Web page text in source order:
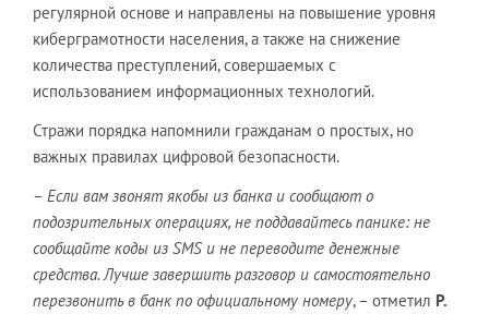
регулярной основе и направлены на повышение уровня
киберграмотности населения, а также на снижение
количества преступлений, совершаемых с
использованием информационных технологий.
Стражи порядка напомнили гражданам о простых, но
важных правилах цифровой безопасности.
– Если вам звонят якобы из банка и сообщают о
подозрительных операциях, не поддавайтесь панике: не
сообщайте коды из SMS и не переводите денежные
средства. Лучше завершить разговор и самостоятельно
перезвонить в банк по официальному номеру, – отметил Р.